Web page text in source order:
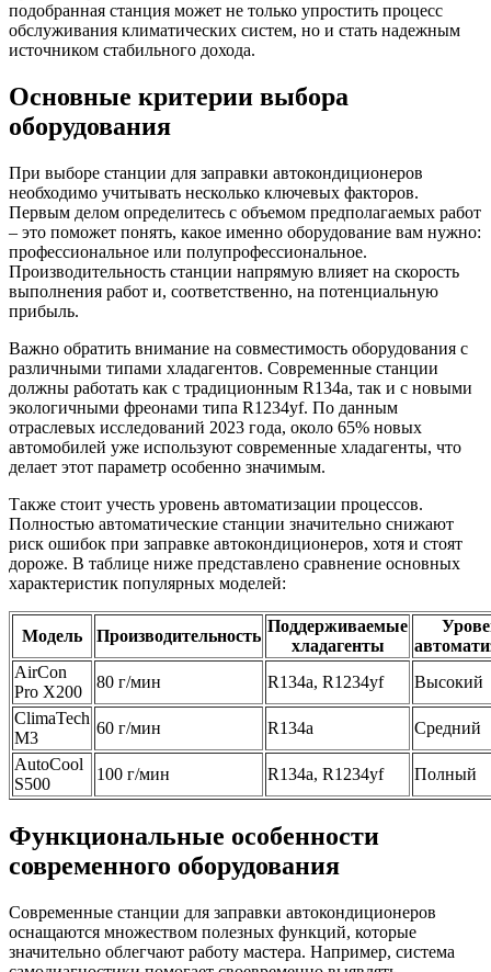
подобранная станция может не только упростить процесс
обслуживания климатических систем, но и стать надежным
источником стабильного дохода.
Основные критерии выбора
оборудования
При выборе станции для заправки автокондиционеров
необходимо учитывать несколько ключевых факторов.
Первым делом определитесь с объемом предполагаемых работ
– это поможет понять, какое именно оборудование вам нужно:
профессиональное или полупрофессиональное.
Производительность станции напрямую влияет на скорость
выполнения работ и, соответственно, на потенциальную
прибыль.
Важно обратить внимание на совместимость оборудования с
различными типами хладагентов. Современные станции
должны работать как с традиционным R134a, так и с новыми
экологичными фреонами типа R1234yf. По данным
отраслевых исследований 2023 года, около 65% новых
автомобилей уже используют современные хладагенты, что
делает этот параметр особенно значимым.
Также стоит учесть уровень автоматизации процессов.
Полностью автоматические станции значительно снижают
риск ошибок при заправке автокондиционеров, хотя и стоят
дороже. В таблице ниже представлено сравнение основных
характеристик популярных моделей:
Модель Производительность
Поддерживаемые
хладагенты
AirCon
Pro X200
80 г/мин R134a, R1234yf
Высокий
ClimaTech
M3
60 г/мин R134a
Средний
AutoCool
S500
100 г/мин R134a, R1234yf Полный
Функциональные особенности
современного оборудования
Современные станции для заправки автокондиционеров
оснащаются множеством полезных функций, которые
значительно облегчают работу мастера. Например, система